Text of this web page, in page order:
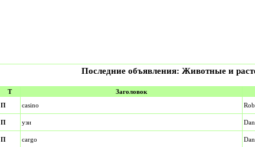
Последние объявления: Животные и
Т Заголовок
П casino
П узи
П cargo